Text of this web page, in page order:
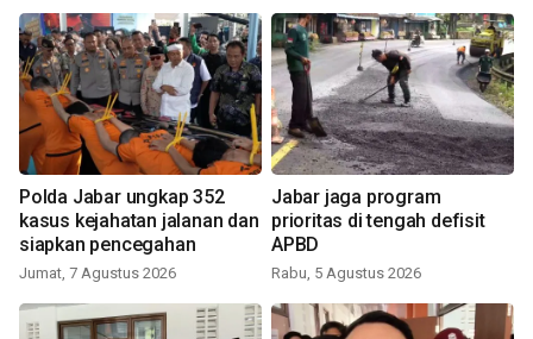
Polda Jabar ungkap 352
kasus kejahatan jalanan dan
siapkan pencegahan
Jumat, 7 Agustus 2026
Jabar jaga program
prioritas di tengah defisit
APBD
Rabu, 5 Agustus 2026